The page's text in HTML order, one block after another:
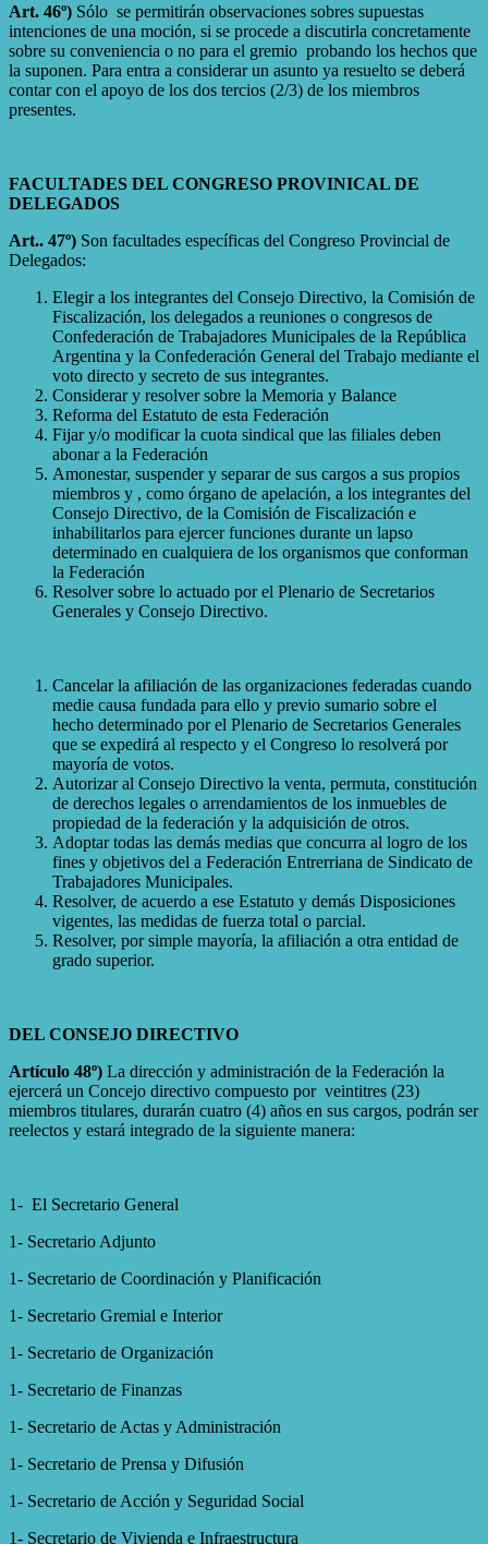
Art. 46º) Sólo se permitirán observaciones sobres supuestas
intenciones de una moción, si se procede a discutirla concretamente
sobre su conveniencia o no para el gremio probando los hechos que
la suponen. Para entra a considerar un asunto ya resuelto se deberá
contar con el apoyo de los dos tercios (2/3) de los miembros
presentes.
FACULTADES DEL CONGRESO PROVINICAL DE
DELEGADOS
Art.. 47º) Son facultades específicas del Congreso Provincial de
Delegados:
Elegir a los integrantes del Consejo Directivo, la Comisión de
Fiscalización, los delegados a reuniones o congresos de
Confederación de Trabajadores Municipales de la República
Argentina y la Confederación General del Trabajo mediante el
voto directo y secreto de sus integrantes.
Considerar y resolver sobre la Memoria y Balance
Reforma del Estatuto de esta Federación
Fijar y/o modificar la cuota sindical que las filiales deben
abonar a la Federación
Amonestar, suspender y separar de sus cargos a sus propios
miembros y , como órgano de apelación, a los integrantes del
Consejo Directivo, de la Comisión de Fiscalización e
inhabilitarlos para ejercer funciones durante un lapso
determinado en cualquiera de los organismos que conforman
la Federación
Resolver sobre lo actuado por el Plenario de Secretarios
Generales y Consejo Directivo.
Cancelar la afiliación de las organizaciones federadas cuando
medie causa fundada para ello y previo sumario sobre el
hecho determinado por el Plenario de Secretarios Generales
que se expedirá al respecto y el Congreso lo resolverá por
mayoría de votos.
Autorizar al Consejo Directivo la venta, permuta, constitución
de derechos legales o arrendamientos de los inmuebles de
propiedad de la federación y la adquisición de otros.
Adoptar todas las demás medias que concurra al logro de los
fines y objetivos del a Federación Entrerriana de Sindicato de
Trabajadores Municipales.
Resolver, de acuerdo a ese Estatuto y demás Disposiciones
vigentes, las medidas de fuerza total o parcial.
Resolver, por simple mayoría, la afiliación a otra entidad de
grado superior.
DEL CONSEJO DIRECTIVO
Artículo 48º) La dirección y administración de la Federación la
ejercerá un Concejo directivo compuesto por veintitres (23)
miembros titulares, durarán cuatro (4) años en sus cargos, podrán ser
reelectos y estará integrado de la siguiente manera:
1- El Secretario General
1- Secretario Adjunto
1- Secretario de Coordinación y Planificación
1- Secretario Gremial e Interior
1- Secretario de Organización
1- Secretario de Finanzas
1- Secretario de Actas y Administración
1- Secretario de Prensa y Difusión
1- Secretario de Acción y Seguridad Social
1- Secretario de Vivienda e Infraestructura